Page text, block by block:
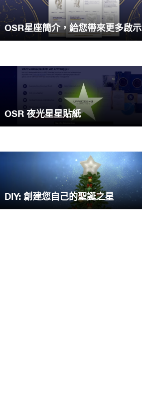
OSR星座簡介，給您帶來更多啟示
OSR 夜光星星貼紙
DIY: 創建您自己的聖誕之星